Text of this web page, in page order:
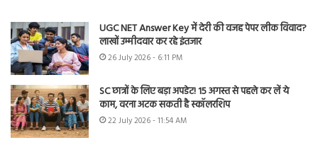
UGC NET Answer Key में देरी की वजह पेपर लीक विवाद?
लाखों उम्मीदवार कर रहे इंतजार
26 July 2026 - 6:11 PM
SC छात्रों के लिए बड़ा अपडेट! 15 अगस्त से पहले कर लें ये
काम, वरना अटक सकती है स्कॉलरशिप
22 July 2026 - 11:54 AM